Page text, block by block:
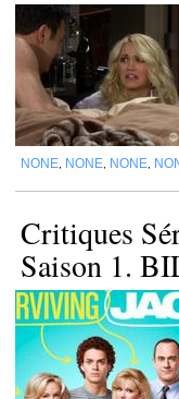
NONE NONE NONE
Critiques
Saison 1.